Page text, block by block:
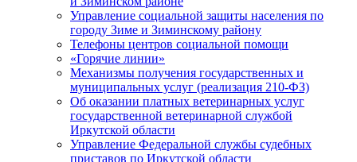
Управление социальной защиты населения по
городу Зиме и Зиминскому району
Телефоны центров социальной помощи
«Горячие линии»
Механизмы получения государственных и
муниципальных услуг (реализация 210-ФЗ)
Об оказании платных ветеринарных услуг
государственной ветеринарной службой
Иркутской области
Управление Федеральной службы судебных
приставов по Иркутской области